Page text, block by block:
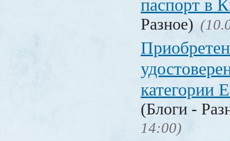
паспорт в
Разное)
категории
(Блоги -
14:00)